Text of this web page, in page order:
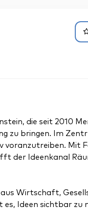
die seit 2010
zu bringen. Im
voranzutreiben. Mit
der Ideenkanal
Wirtschaft,
Ideen sichtbar zu